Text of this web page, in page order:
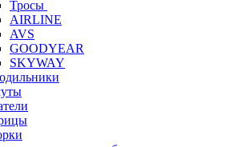
Тросы
AIRLINE
AVS
GOODYEAR
SKYWAY